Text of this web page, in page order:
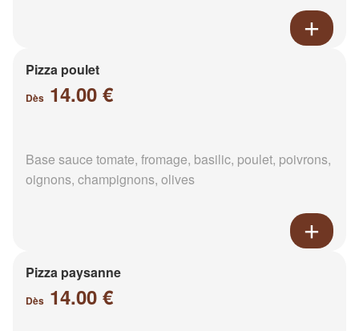
Pizza poulet
Dès 14.00 €
Base sauce tomate, fromage, basilic, poulet, poivrons,
oignons, champignons, olives
Pizza paysanne
Dès 14.00 €